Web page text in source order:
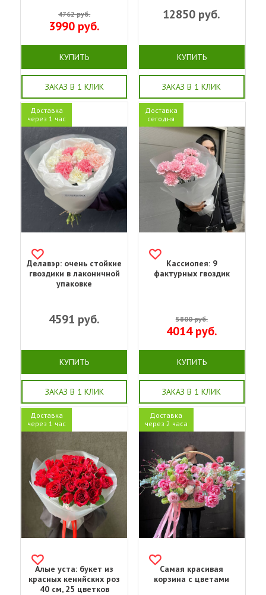
4762руб.
3990 руб.
КУПИТЬ
ЗАКАЗ В 1 КЛИК
12850 руб.
КУПИТЬ
ЗАКАЗ В 1 КЛИК
Доставка
через 1 час
Делавэр: очень стойкие
гвоздики в лаконичной
упаковке
4591 руб.
КУПИТЬ
ЗАКАЗ В 1 КЛИК
Доставка
сегодня
Кассиопея: 9
фактурных гвоздик
5800руб.
4014руб.
КУПИТЬ
ЗАКАЗ В 1 КЛИК
Доставка
через 1 час
Алые уста: букет из
красных кенийских роз
40 см, 25 цветков
Доставка
через 2 часа
Самая красивая
корзина с цветами